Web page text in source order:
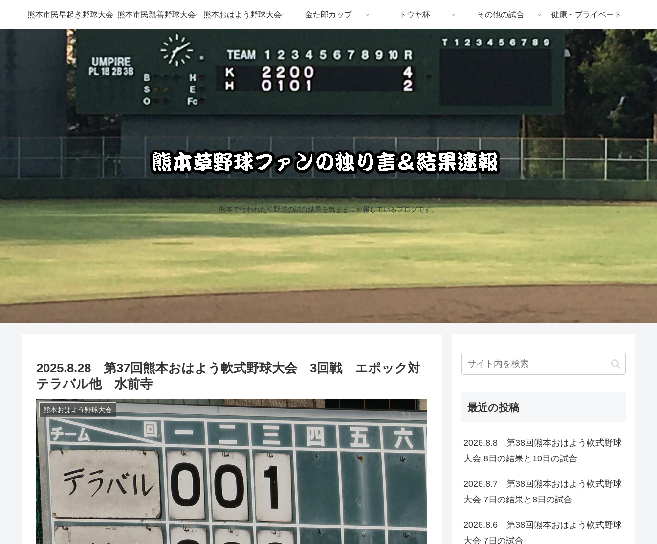
熊本で行われた草野球の試合結果を気ままに速報しているブログです。
熊本市民早起き野球大会 熊本市民親善野球大会 熊本おはよう野球大会 金た郎カップ トウヤ杯 その他の試合 健康・プライベート
2025.8.28 第37回熊本おはよう軟式野球大会 3回戦 エポック対
テラバル他 水前寺
熊本おはよう野球大会 最近の投稿
2026.8.8 第38回熊本おはよう軟式野球
大会 8日の結果と10日の試合
2026.8.7 第38回熊本おはよう軟式野球
大会 7日の結果と8日の試合
2026.8.6 第38回熊本おはよう軟式野球
大会 7日の試合